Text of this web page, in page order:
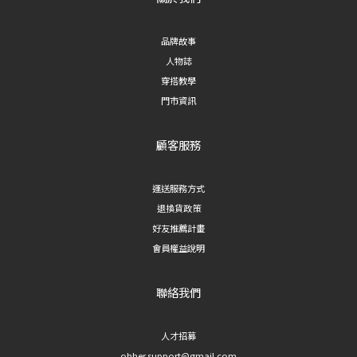
品牌故事
人物誌
穿搭教學
門市資訊
顧客服務
運送服務方式
退換貨政策
好友推薦計畫
會員權益說明
聯絡我們
人才招募